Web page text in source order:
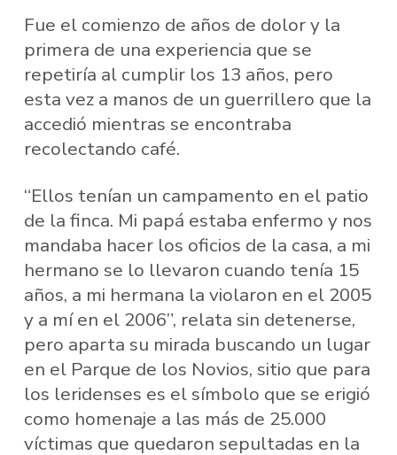
Fue el comienzo de años de dolor y la
primera de una experiencia que se
repetiría al cumplir los 13 años, pero
esta vez a manos de un guerrillero que la
accedió mientras se encontraba
recolectando café.
“Ellos tenían un campamento en el patio
de la finca. Mi papá estaba enfermo y nos
mandaba hacer los oficios de la casa, a mi
hermano se lo llevaron cuando tenía 15
años, a mi hermana la violaron en el 2005
y a mí en el 2006”, relata sin detenerse,
pero aparta su mirada buscando un lugar
en el Parque de los Novios, sitio que para
los leridenses es el símbolo que se erigió
como homenaje a las más de 25.000
víctimas que quedaron sepultadas en la